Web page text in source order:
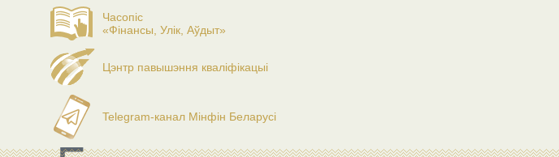
Часопіс
«Фінансы, Улік, Аўдыт»
Цэнтр павышэння кваліфікацыі
Telegram-канал Мінфін Беларусі